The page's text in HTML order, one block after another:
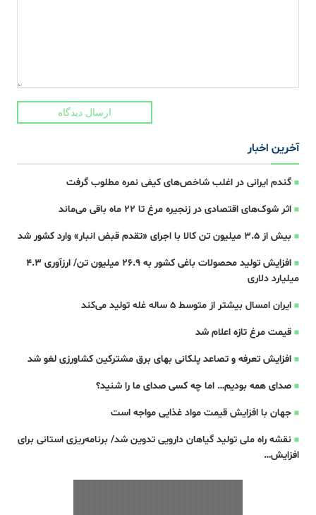
ارسال دیدگاه
آخرین اخبار
گندم ایرانی در اغلب شاخص‌های کیفی نمره مطلوب گرفت
اثر شوک‌های اقتصادی در زنجیره مرغ تا 22 ماه باقی می‌ماند
بیش از ۳.۵ میلیون تن کالا با اجرای «تقدم قبض انبار» وارد کشور شد
افزایش تولید محصولات باغی کشور به ۲۶.۹ میلیون تن/ ارزآوری ۴.۳
میلیارد دلاری
ایران امسال بیشتر از متوسط 5 ساله غله تولید می‌کند
قیمت مرغ تازه اعلام شد
افزایش تعرفه و تصاعد پلکانی بهای برق مشترکین کشاورزی لغو شد
صدای همه بودیم… اما چه کسی صدای ما را شنید؟
جهان با افزایش قیمت مواد غذایی مواجه است
نقشه راه ملی تولید گیاهان دارویی تدوین شد/ برنامه‌ریزی استانی برای
افزایش…